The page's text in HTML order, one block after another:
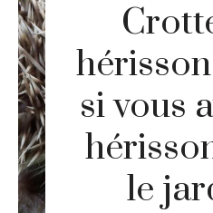
si vous
le